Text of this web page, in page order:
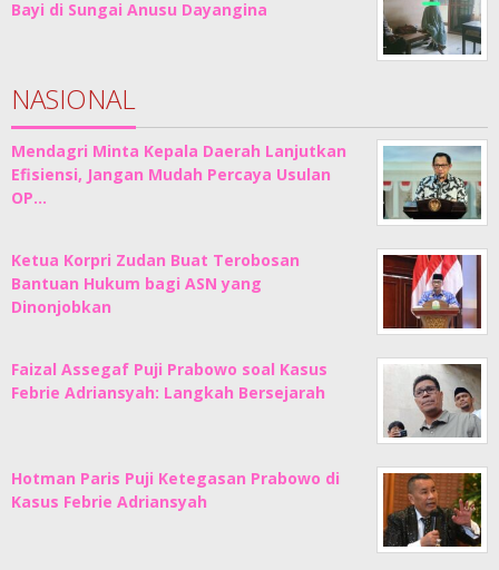
Bayi di Sungai Anusu Dayangina
NASIONAL
Mendagri Minta Kepala Daerah Lanjutkan
Efisiensi, Jangan Mudah Percaya Usulan
OP…
Ketua Korpri Zudan Buat Terobosan
Bantuan Hukum bagi ASN yang
Dinonjobkan
Faizal Assegaf Puji Prabowo soal Kasus
Febrie Adriansyah: Langkah Bersejarah
Hotman Paris Puji Ketegasan Prabowo di
Kasus Febrie Adriansyah